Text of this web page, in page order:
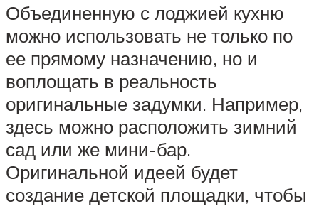
Объединенную с лоджией кухню
можно использовать не только по
ее прямому назначению, но и
воплощать в реальность
оригинальные задумки. Например,
здесь можно расположить зимний
сад или же мини-бар.
Оригинальной идеей будет
создание детской площадки, чтобы